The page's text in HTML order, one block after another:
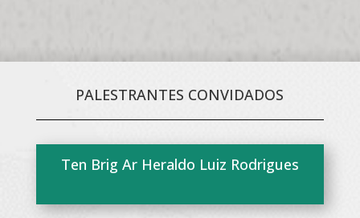
PALESTRANTES CONVIDADOS
Ten Brig Ar Heraldo Luiz Rodrigues